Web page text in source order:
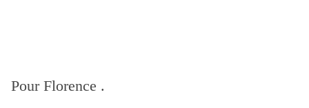
Pour Florence .